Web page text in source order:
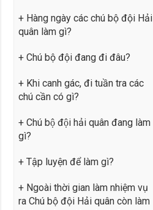
+ Hàng ngày các chú bộ đội Hải
quân làm gì?
+ Chú bộ đội đang đi đâu?
+ Khi canh gác, đi tuần tra các
chú cần có gì?
+ Chú bộ đội hải quân đang làm
gì?
+ Tập luyện để làm gì?
+ Ngoài thời gian làm nhiệm vụ
ra Chú bộ đội Hải quân còn làm